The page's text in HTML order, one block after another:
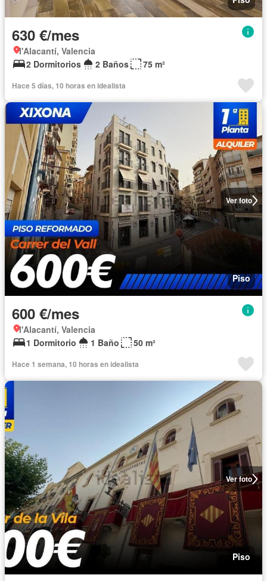
630 €/mes
l'Alacantí, Valencia
2 Dormitorios
2 Baños 75 m²
Hace 5 días, 10 horas en idealista
Ver foto
Piso
600 €/mes
l'Alacantí, Valencia
1 Dormitorio
1 Baño 50 m²
Hace 1 semana, 10 horas en idealista
Ver foto
Piso